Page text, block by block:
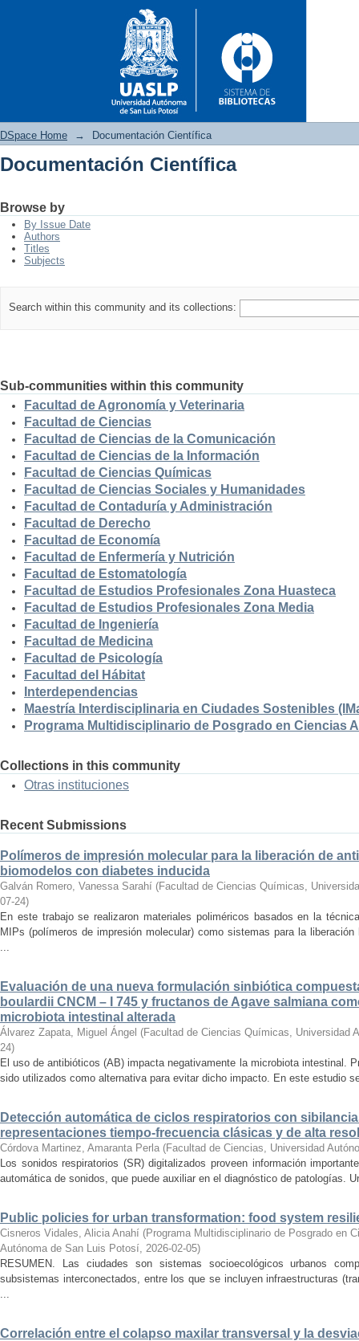
DSpace Home → Documentación Científica
Documentación Científica
Browse by
By Issue Date
Authors
Titles
Subjects
Search within this community and its collections:
Sub-communities within this community
Facultad de Agronomía y Veterinaria
Facultad de Ciencias
Facultad de Ciencias de la Comunicación
Facultad de Ciencias de la Información
Facultad de Ciencias Químicas
Facultad de Ciencias Sociales y Humanidades
Facultad de Contaduría y Administración
Facultad de Derecho
Facultad de Economía
Facultad de Enfermería y Nutrición
Facultad de Estomatología
Facultad de Estudios Profesionales Zona Huasteca
Facultad de Estudios Profesionales Zona Media
Facultad de Ingeniería
Facultad de Medicina
Facultad de Psicología
Facultad del Hábitat
Interdependencias
Maestría Interdisciplinaria en Ciudades Sostenibles
Programa Multidisciplinario de Posgrado en Ciencias
Collections in this community
Otras instituciones
Recent Submissions
Polímeros de impresión molecular para la liberación de
biomodelos con diabetes inducida
Galván Romero, Vanessa Sarahí (Facultad de Ciencias Químicas,
07-24)
En este trabajo se realizaron materiales poliméricos basados en la
MIPs (polímeros de impresión molecular) como sistemas para la
...
Evaluación de una nueva formulación sinbiótica
boulardii CNCM – I 745 y fructanos de Agave salmiana
microbiota intestinal alterada
Álvarez Zapata, Miguel Ángel (Facultad de Ciencias Químicas, Universidad
24)
El uso de antibióticos (AB) impacta negativamente la microbiota intestinal.
sido utilizados como alternativa para evitar dicho impacto. En este estudio
Detección automática de ciclos respiratorios con
representaciones tiempo-frecuencia clásicas y de alta
Córdova Martinez, Amaranta Perla (Facultad de Ciencias, Universidad
Los sonidos respiratorios (SR) digitalizados proveen información
automática de sonidos, que puede auxiliar en el diagnóstico de patologías.
Public policies for urban transformation: food system
Cisneros Vidales, Alicia Anahí (Programa Multidisciplinario de Posgrado en
Autónoma de San Luis Potosí, 2026-02-05)
RESUMEN. Las ciudades son sistemas socioecológicos urbanos
subsistemas interconectados, entre los que se incluyen infraestructuras
...
Correlación entre el colapso maxilar transversal y la